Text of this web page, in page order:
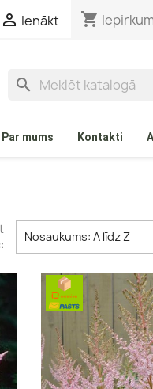
 Ienākt shopping_cart
search
Aprikozes
Vasaras
Rudens
Ziemas
Par mums Kontakti
Nosaukums: A līdz Z